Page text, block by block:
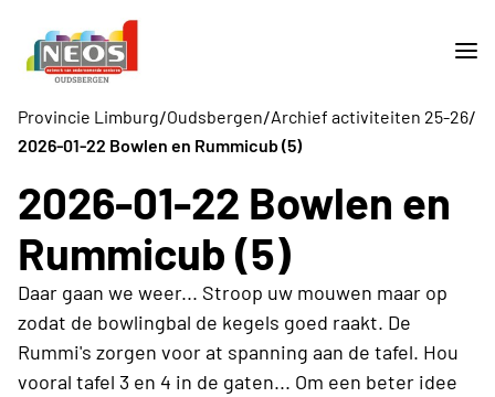
Provincie Limburg/Oudsbergen/Archief activiteiten 25-26/
2026-01-22 Bowlen en Rummicub (5)
2026-01-22 Bowlen en
Rummicub (5)
Daar gaan we weer... Stroop uw mouwen maar op
zodat de bowlingbal de kegels goed raakt. De
Rummi's zorgen voor at spanning aan de tafel. Hou
vooral tafel 3 en 4 in de gaten... Om een beter idee